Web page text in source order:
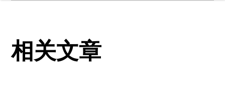
相关文章